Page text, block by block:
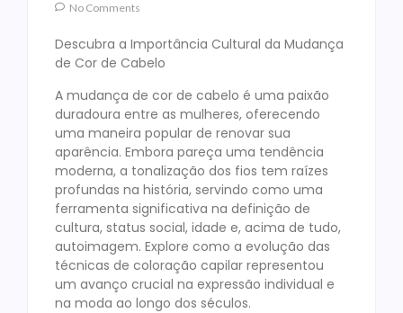
No Comments
Descubra a Importância Cultural da Mudança
de Cor de Cabelo
A mudança de cor de cabelo é uma paixão
duradoura entre as mulheres, oferecendo
uma maneira popular de renovar sua
aparência. Embora pareça uma tendência
moderna, a tonalização dos fios tem raízes
profundas na história, servindo como uma
ferramenta significativa na definição de
cultura, status social, idade e, acima de tudo,
autoimagem. Explore como a evolução das
técnicas de coloração capilar representou
um avanço crucial na expressão individual e
na moda ao longo dos séculos.